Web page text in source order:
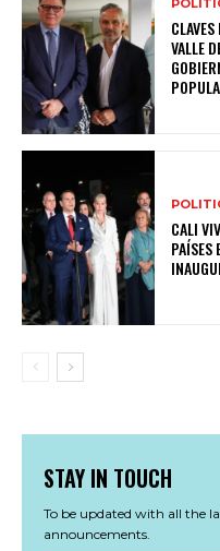
VALLE
CALI
PAÍSES
STAY IN TOUCH
To be updated with all the
announcements.